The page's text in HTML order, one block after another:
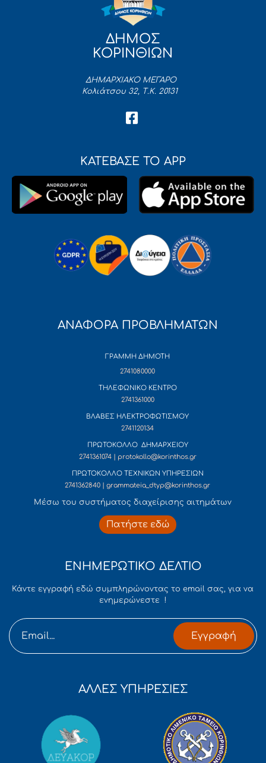
ΔΗΜΟΣ
ΚΟΡΙΝΘΙΩΝ
ΔΗΜΑΡΧΙΑΚΟ ΜΕΓΑΡΟ
Κολιάτσου 32, Τ.Κ. 20131
ΚΑΤΕΒΑΣΕ ΤΟ APP
ΑΝΑΦΟΡΑ ΠΡΟΒΛΗΜΑΤΩΝ
ΓΡΑΜΜΗ ΔΗΜΟΤΗ
2741080000
ΤΗΛΕΦΩΝΙΚΟ ΚΕΝΤΡΟ
2741361000
ΒΛΑΒΕΣ ΗΛΕΚΤΡΟΦΩΤΙΣΜΟΥ
2741120134
ΠΡΩΤΟΚΟΛΛΟ ΔΗΜΑΡΧΕΙΟΥ
2741361074 | protokollo@korinthos.gr
ΠΡΩΤΟΚΟΛΛΟ ΤΕΧΝΙΚΩΝ ΥΠΗΡΕΣΙΩΝ
2741362840 | grammateia_dtyp@korinthos.gr
Mέσω του συστήματος διαχείρισης αιτημάτων
Πατήστε εδώ
ΕΝΗΜΕΡΩΤΙΚΟ ΔΕΛΤΙΟ
Κάντε εγγραφή εδώ συμπληρώνοντας το email σας, για να
ενημερώνεστε !
Εγγραφή
ΑΛΛΕΣ ΥΠΗΡΕΣΙΕΣ